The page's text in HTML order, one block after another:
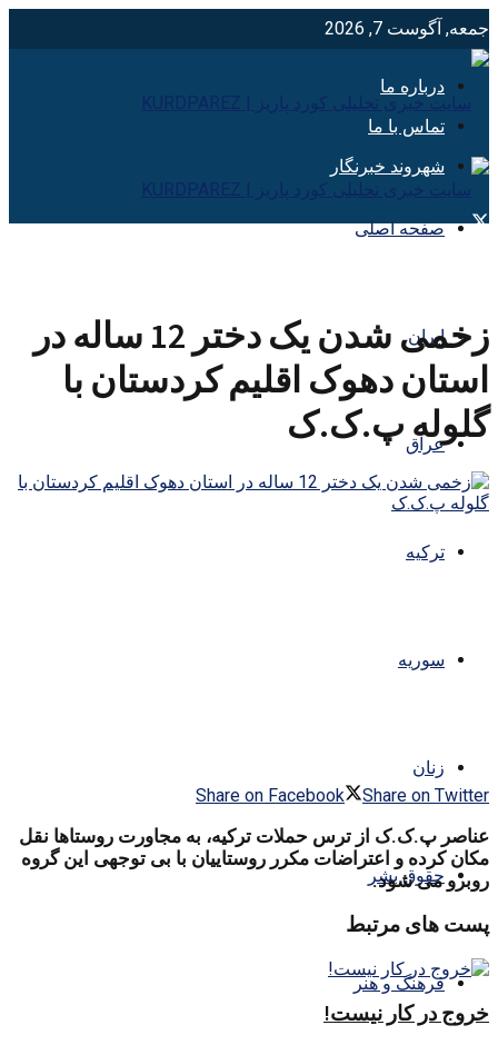
جمعه, آگوست 7, 2026
درباره ما
تماس با ما
شهروند خبرنگار
صفحه اصلی
ایران
عراق
ترکیه
سوریه
زنان
حقوق بشر
فرهنگ و هنر
زخمی شدن یک دختر 12 سالە در
استان دهوک اقلیم کردستان با
گلولە پ.ک.ک
Share on Facebook Share on Twitter
عناصر پ.ک.ک از ترس حملات ترکیە، بە مجاورت روستاها نقل
مکان کردە و اعتراضات مکرر روستاییان با بی توجهی این گروه
روبرو می شود.
پست های مرتبط
خروج در کار نیست!